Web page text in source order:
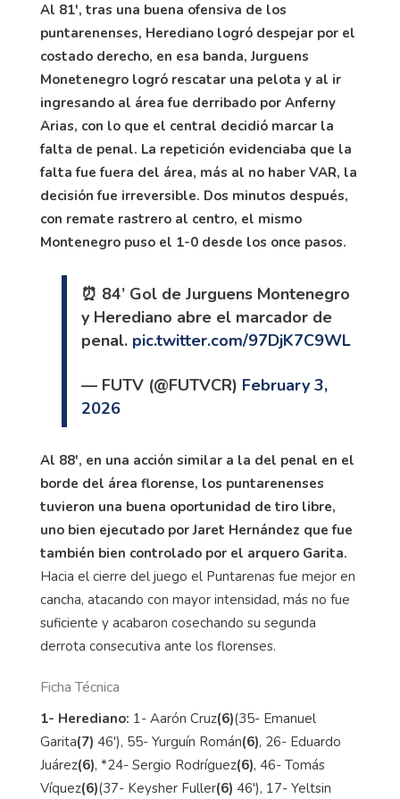
Al 81', tras una buena ofensiva de los
puntarenenses, Herediano logró despejar por el
costado derecho, en esa banda, Jurguens
Monetenegro logró rescatar una pelota y al ir
ingresando al área fue derribado por Anferny
Arias, con lo que el central decidió marcar la
falta de penal. La repetición evidenciaba que la
falta fue fuera del área, más al no haber VAR, la
decisión fue irreversible. Dos minutos después,
con remate rastrero al centro, el mismo
Montenegro puso el 1-0 desde los once pasos.
⏰ 84’ Gol de Jurguens Montenegro
y Herediano abre el marcador de
penal. pic.twitter.com/97DjK7C9WL
— FUTV (@FUTVCR) February 3,
2026
Al 88', en una acción similar a la del penal en el
borde del área florense, los puntarenenses
tuvieron una buena oportunidad de tiro libre,
uno bien ejecutado por Jaret Hernández que fue
también bien controlado por el arquero Garita.
Hacia el cierre del juego el Puntarenas fue mejor en
cancha, atacando con mayor intensidad, más no fue
suficiente y acabaron cosechando su segunda
derrota consecutiva ante los florenses.
Ficha Técnica
1- Herediano: 1- Aarón Cruz(6)(35- Emanuel
Garita(7) 46'), 55- Yurguín Román(6), 26- Eduardo
Juárez(6), *24- Sergio Rodríguez(6), 46- Tomás
Víquez(6)(37- Keysher Fuller(6) 46'), 17- Yeltsin